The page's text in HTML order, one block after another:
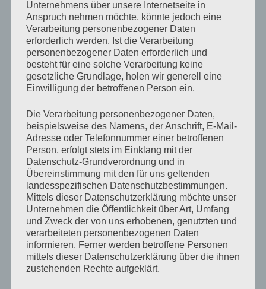
zumindest eine Abreibung in Kauf genommen.
Die Sache war im Grunde einfach. War das
Küchenfenster offen und das war es fast immer, wenn
Frau Kneer Bratklopse machte, mussten wir nur
geduldig auf Kundschaft warten und dann einfach
verdammt schnell sein, während Frau Kneer vorne im
Laden bediente. Diese Vorgehensweise war quasi
idiotensicher, wenn wir uns geschickt anstellten und
das taten wir. Natürlich nahmen wir niemals alle Klopse,
damit es nicht auffiel, was uns wirklich eiserne Disziplin
abverlangte. Diese Quelle war zu wertvoll, um das
Risiko einzugehen, das sie durch unsere Gier womöglich
dauerhaft versiegte.
Schwieriger wurde es allerdings, wenn keine
Unternehmens über unsere Internetseite in
Anspruch nehmen möchte, könnte jedoch eine
Verarbeitung personenbezogener Daten
erforderlich werden. Ist die Verarbeitung
personenbezogener Daten erforderlich und
besteht für eine solche Verarbeitung keine
gesetzliche Grundlage, holen wir generell eine
Einwilligung der betroffenen Person ein.
Die Verarbeitung personenbezogener Daten,
beispielsweise des Namens, der Anschrift, E-Mail-
Adresse oder Telefonnummer einer betroffenen
Person, erfolgt stets im Einklang mit der
Datenschutz-Grundverordnung und in
Übereinstimmung mit den für uns geltenden
landesspezifischen Datenschutzbestimmungen.
Mittels dieser Datenschutzerklärung möchte unser
Unternehmen die Öffentlichkeit über Art, Umfang
und Zweck der von uns erhobenen, genutzten und
verarbeiteten personenbezogenen Daten
informieren. Ferner werden betroffene Personen
mittels dieser Datenschutzerklärung über die ihnen
zustehenden Rechte aufgeklärt.